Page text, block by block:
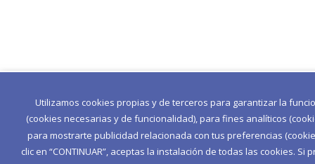
Utilizamos cookies propias y de terceros para garantizar la
(cookies necesarias y de funcionalidad), para fines analíticos
para mostrarte publicidad relacionada con tus preferencias
clic en “CONTINUAR”, aceptas la instalación de todas las cookies.